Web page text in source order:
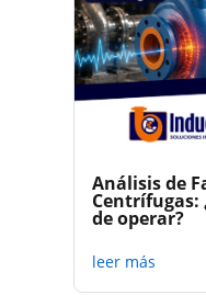
Análisis de
Centrífugas:
de operar?
leer más